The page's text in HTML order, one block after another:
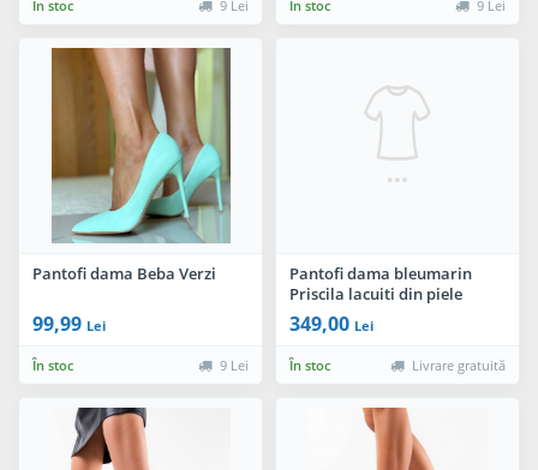
În stoc 9 Lei În stoc 9 Lei
Pantofi dama Beba Verzi
99,99 Lei
În stoc 9 Lei
Pantofi dama bleumarin
Priscila lacuiti din piele
naturala
349,00 Lei
În stoc Livrare gratuită